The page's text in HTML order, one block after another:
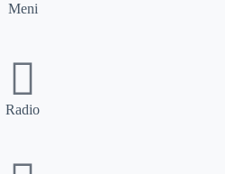
Meni
Radio